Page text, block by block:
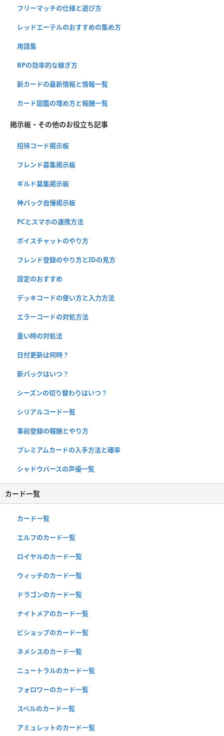
フリーマッチの仕様と遊び方
レッドエーテルのおすすめの集め方
用語集
BPの効率的な稼ぎ方
新カードの最新情報と情報一覧
カード図鑑の埋め方と報酬一覧
掲示板・その他のお役立ち記事
招待コード掲示板
フレンド募集掲示板
ギルド募集掲示板
神パック自慢掲示板
PCとスマホの連携方法
ボイスチャットのやり方
フレンド登録のやり方とIDの見方
設定のおすすめ
デッキコードの使い方と入力方法
エラーコードの対処方法
重い時の対処法
日付更新は何時？
新パックはいつ？
シーズンの切り替わりはいつ？
シリアルコード一覧
事前登録の報酬とやり方
プレミアムカードの入手方法と確率
シャドウバースの声優一覧
カード一覧
カード一覧
エルフのカード一覧
ロイヤルのカード一覧
ウィッチのカード一覧
ドラゴンのカード一覧
ナイトメアのカード一覧
ビショップのカード一覧
ネメシスのカード一覧
ニュートラルのカード一覧
フォロワーのカード一覧
スペルのカード一覧
アミュレットのカード一覧